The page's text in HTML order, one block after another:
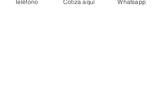
Teléfono Cotiza aquí Whatsapp